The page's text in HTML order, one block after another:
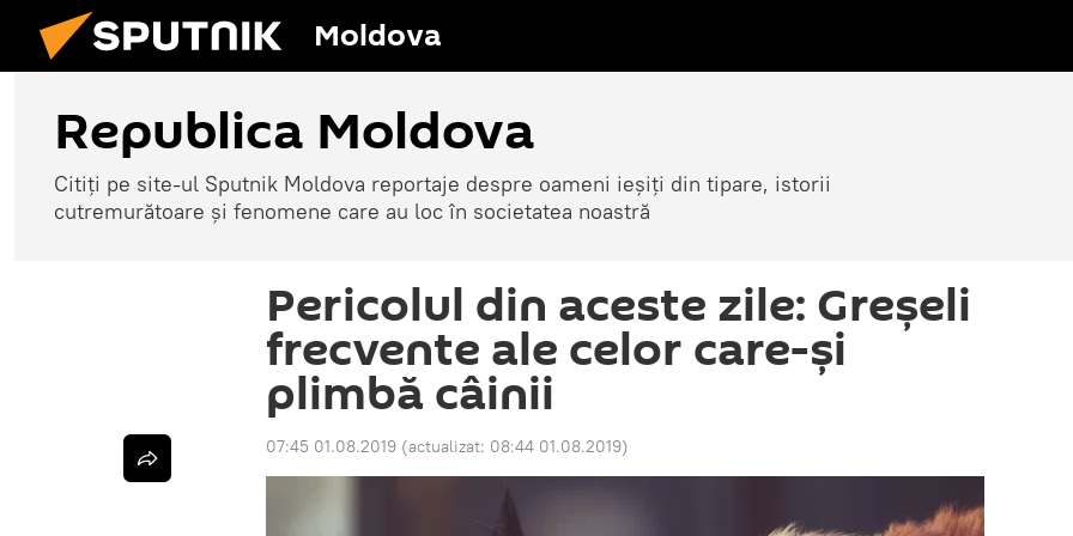
Moldova
Republica Moldova
Citiți pe site-ul Sputnik Moldova reportaje despre oameni ieșiți din tipare, istorii
cutremurătoare și fenomene care au loc în societatea noastră
Pericolul din aceste zile: Greșeli
frecvente ale celor care-și
plimbă câinii
07:45 01.08.2019 (actualizat: 08:44 01.08.2019)